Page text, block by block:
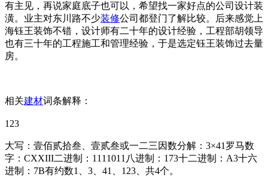
有主见，再说家庭底子也可以，希望找一家好点的公司设计装
潢。业主对东川路不少装修公司都登门了解比较。后来感觉上
海钰王装饰不错，设计师有二十年的设计经验，工程部胡领导
也有三十年的工程施工和管理经验，于是选定钰王装饰过去量
房。
相关建材词条解释：
123
大写：壹佰贰拾叁、壹贰叁或一二三因数分解：3×41罗马数
字：CXXIII二进制：1111011八进制：173十二进制：A3十六
进制：7B有约数1、3、41、123、共4个。